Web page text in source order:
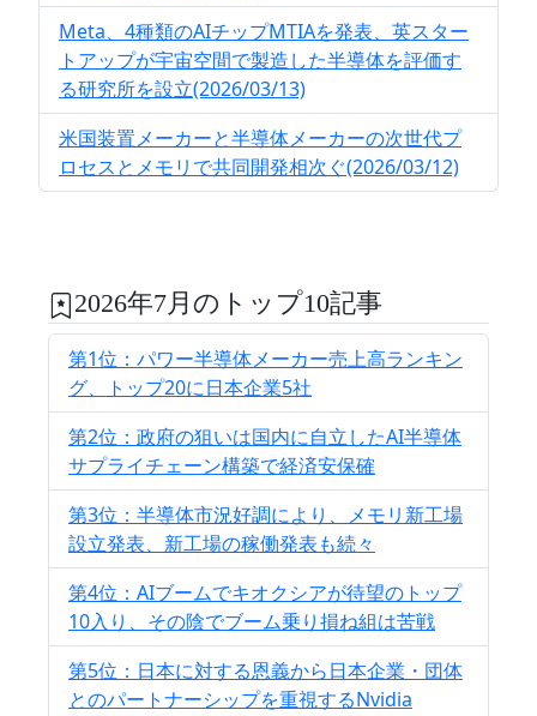
Meta、4種類のAIチップMTIAを発表、英スター
トアップが宇宙空間で製造した半導体を評価す
る研究所を設立(2026/03/13)
米国装置メーカーと半導体メーカーの次世代プ
ロセスとメモリで共同開発相次ぐ(2026/03/12)
2026年7月のトップ10記事
第1位：パワー半導体メーカー売上高ランキン
グ、トップ20に日本企業5社
第2位：政府の狙いは国内に自立したAI半導体
サプライチェーン構築で経済安保確
第3位：半導体市況好調により、メモリ新工場
設立発表、新工場の稼働発表も続々
第4位：AIブームでキオクシアが待望のトップ
10入り、その陰でブーム乗り損ね組は苦戦
第5位：日本に対する恩義から日本企業・団体
とのパートナーシップを重視するNvidia